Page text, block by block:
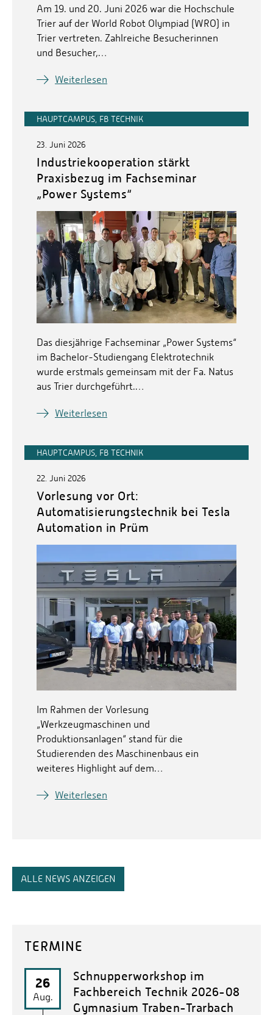
Am 19. und 20. Juni 2026 war die Hochschule
Trier auf der World Robot Olympiad (WRO) in
Trier vertreten. Zahlreiche Besucherinnen
und Besucher,…
Weiterlesen
HAUPTCAMPUS, FB TECHNIK
23. Juni 2026
Industriekooperation stärkt
Praxisbezug im Fachseminar
„Power Systems“
Das diesjährige Fachseminar „Power Systems“
im Bachelor-Studiengang Elektrotechnik
wurde erstmals gemeinsam mit der Fa. Natus
aus Trier durchgeführt.…
Weiterlesen
HAUPTCAMPUS, FB TECHNIK
22. Juni 2026
Vorlesung vor Ort:
Automatisierungstechnik bei Tesla
Automation in Prüm
Im Rahmen der Vorlesung
„Werkzeugmaschinen und
Produktionsanlagen“ stand für die
Studierenden des Maschinenbaus ein
weiteres Highlight auf dem…
Weiterlesen
ALLE NEWS ANZEIGEN
TERMINE
26
Aug.
Schnupperworkshop im
Fachbereich Technik 2026-08
Gymnasium Traben-Trarbach